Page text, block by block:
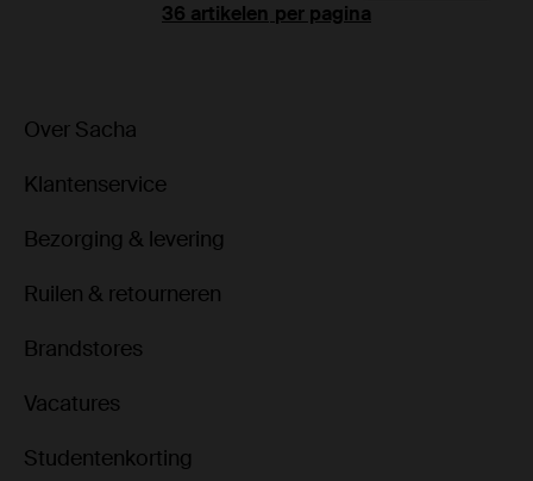
per pagina
Over Sacha
Klantenservice
Bezorging & levering
Ruilen & retourneren
Brandstores
Vacatures
Studentenkorting